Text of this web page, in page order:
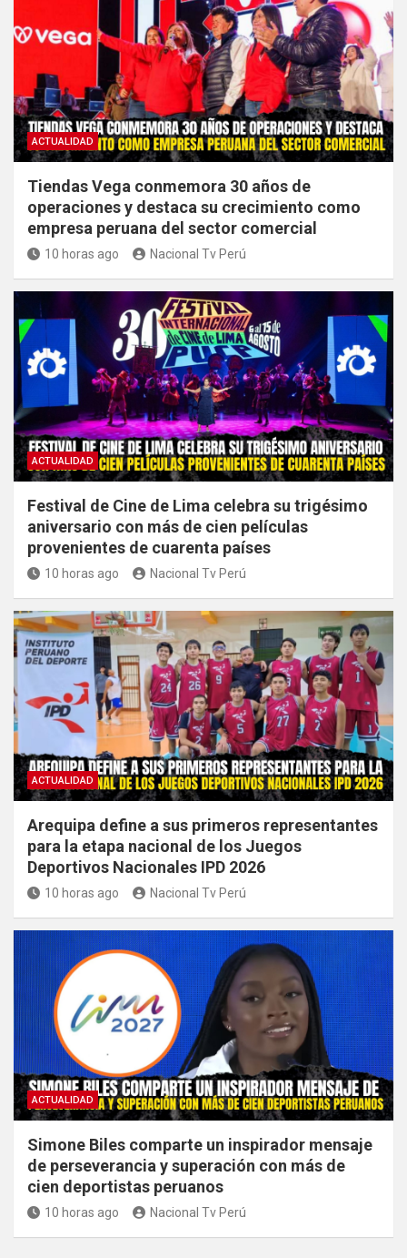
ACTUALIDAD
Tiendas Vega conmemora 30 años de
operaciones y destaca su crecimiento como
empresa peruana del sector comercial
10 horas ago Nacional Tv Perú
ACTUALIDAD
Festival de Cine de Lima celebra su trigésimo
aniversario con más de cien películas
provenientes de cuarenta países
10 horas ago Nacional Tv Perú
ACTUALIDAD
Arequipa define a sus primeros representantes
para la etapa nacional de los Juegos
Deportivos Nacionales IPD 2026
10 horas ago Nacional Tv Perú
ACTUALIDAD
Simone Biles comparte un inspirador mensaje
de perseverancia y superación con más de
cien deportistas peruanos
10 horas ago Nacional Tv Perú